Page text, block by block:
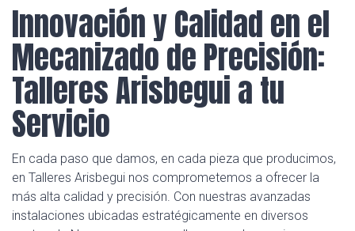
Innovación y Calidad en el
Mecanizado de Precisión:
Talleres Arisbegui a tu
Servicio
En cada paso que damos, en cada pieza que producimos,
en Talleres Arisbegui nos comprometemos a ofrecer la
más alta calidad y precisión. Con nuestras avanzadas
instalaciones ubicadas estratégicamente en diversos